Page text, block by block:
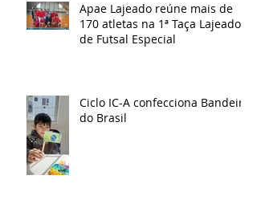
Apae Lajeado reúne mais de
170 atletas na 1ª Taça Lajeado
de Futsal Especial
Ciclo IC-A confecciona Bandeira
do Brasil